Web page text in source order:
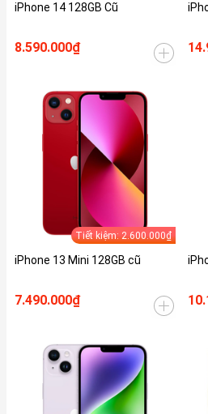
iPhone 14 128GB Cũ
8.590.000₫
Tiết kiệm: 2.600.000₫
iPhone 13 Mini 128GB cũ
7.490.000₫